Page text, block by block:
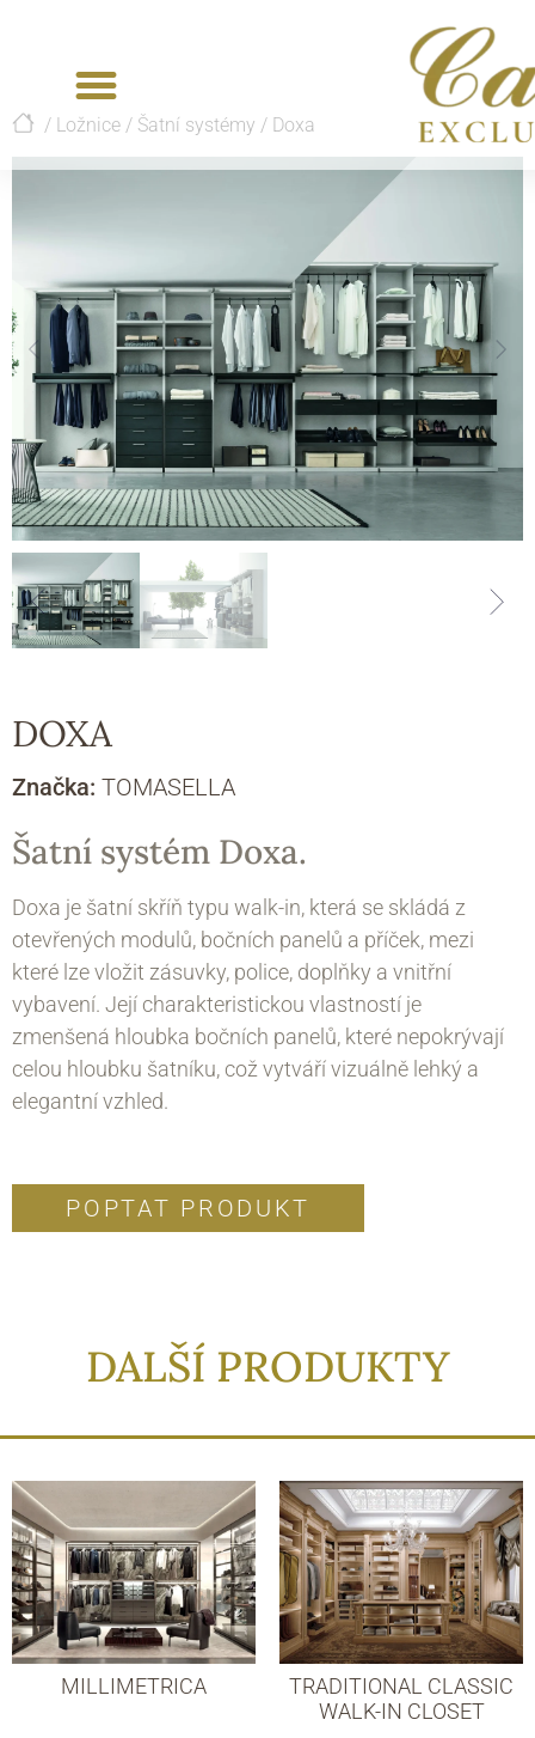
/ Ložnice / Šatní systémy / Doxa
DOXA
Značka: TOMASELLA
Šatní systém Doxa.
Doxa je šatní skříň typu walk-in, která se skládá z
otevřených modulů, bočních panelů a příček, mezi
které lze vložit zásuvky, police, doplňky a vnitřní
vybavení. Její charakteristickou vlastností je
zmenšená hloubka bočních panelů, které nepokrývají
celou hloubku šatníku, což vytváří vizuálně lehký a
elegantní vzhled.
POPTAT PRODUKT
DALŠÍ PRODUKTY
MILLIMETRICA
TRADITIONAL CLASSIC
WALK-IN CLOSET